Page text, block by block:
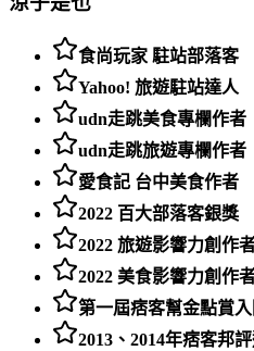
食尚玩家 駐站部落客
Yahoo! 旅遊駐站達人
udn走跳美食專欄作者
udn走跳旅遊專欄作者
愛食記 台中美食作者
2022 百大部落客銀獎
2022 旅遊影響力創作
2022 美食影響力創作
第一屆痞客幫金點賞
2013、2014年痞客邦